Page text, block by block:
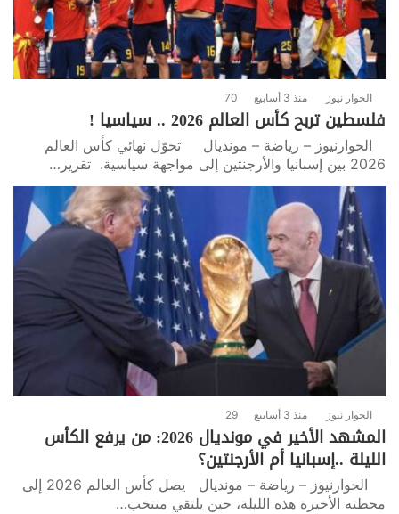
الحوار نيوز منذ 3 أسابيع 70
فلسطين تربح كأس العالم 2026 .. سياسيا !
الحوارنيوز – رياضة – مونديال تحوّل نهائي كأس العالم
2026 بين إسبانيا والأرجنتين إلى مواجهة سياسية. تقرير…
الحوار نيوز منذ 3 أسابيع 29
المشهد الأخير في مونديال 2026: من يرفع الكأس
الليلة ..إسبانيا أم الأرجنتين؟
الحوارنيوز – رياضة – مونديال يصل كأس العالم 2026 إلى
محطته الأخيرة هذه الليلة، حين يلتقي منتخب…